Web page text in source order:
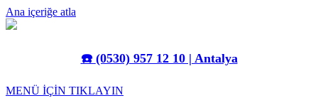
Ana içeriğe atla
☎️ (0530) 957 12 10 | Antalya
MENÜ İÇİN TIKLAYIN